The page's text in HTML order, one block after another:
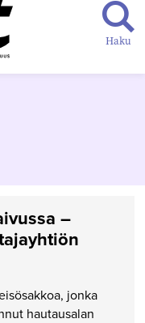
Haku
–
jonka
hautausalan